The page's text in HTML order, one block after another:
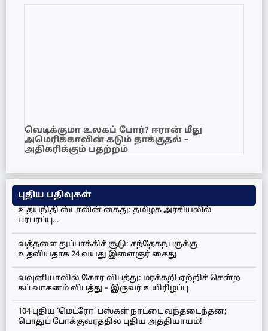
வெடிக்குமா உலகப் போர்? ஈரான் மீது
அமெரிக்காவின் கடும் தாக்குதல் –
அதிகரிக்கும் பதற்றம்
புதிய பதிவுகள்
உதயநிதி ஸ்டாலின் கைது: தமிழக அரசியலில்
பரபரப்பு…
வத்தளை துப்பாக்கிச் சூடு: சந்தேகநபருக்கு
உதவியதாக 24 வயது இளைஞர் கைது
வவுனியாவில் கோர விபத்து: மரக்கறி ஏற்றிச் சென்ற
கப் வாகனம் விபத்து – இருவர் உயிரிழப்பு
104 புதிய ‘மெட்ரோ’ பஸ்கள் நாட்டை வந்தடைந்தன;
பொதுப் போக்குவரத்தில் புதிய அத்தியாயம்!